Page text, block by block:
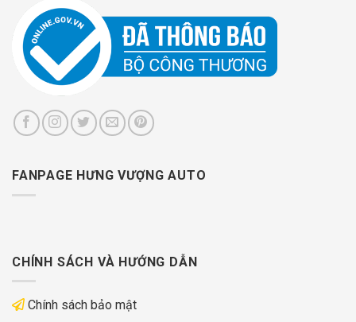
FANPAGE HƯNG VƯỢNG AUTO
CHÍNH SÁCH VÀ HƯỚNG DẪN
Chính sách bảo mật